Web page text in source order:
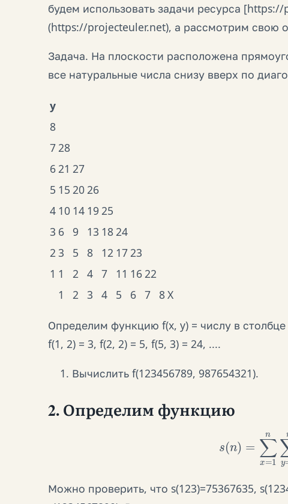
будем использовать задачи ресурса
(https://projecteuler.net), а рассмотрим свою
Задача. На плоскости расположена
все натуральные числа снизу вверх по
y
8
7 28
6 21 27
5 15 20 26
4 10 14 19 25
3 6 9 13 18 24
2 3 5 8 12 17 23
1 1 2 4 7 11 16 22
1
2 3 4 5 6 7 8X
Определим функцию f(x, y) = числу в столбце
f(1, 2) = 3, f(2, 2) = 5, f(5, 3) = 24, ....
Вычислить f(123456789, 987654321).
2. Определим функцию
=1
Можно проверить, что s(123)=75367635,